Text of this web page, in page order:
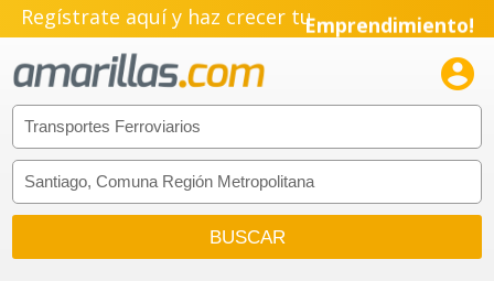
Regístrate aquí y haz crecer tuEmprendimiento!
